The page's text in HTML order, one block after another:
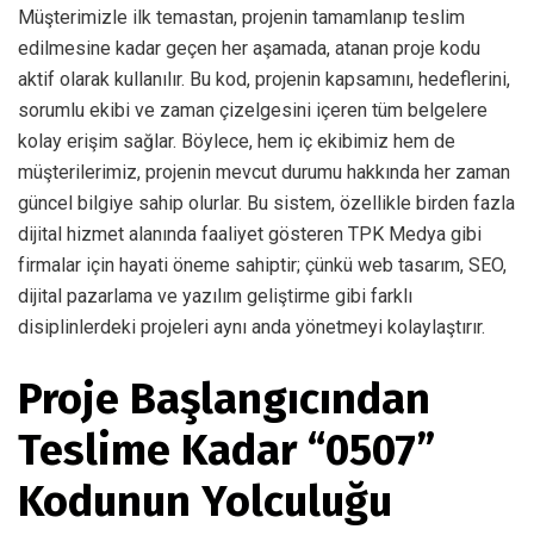
Müşterimizle ilk temastan, projenin tamamlanıp teslim
edilmesine kadar geçen her aşamada, atanan proje kodu
aktif olarak kullanılır. Bu kod, projenin kapsamını, hedeflerini,
sorumlu ekibi ve zaman çizelgesini içeren tüm belgelere
kolay erişim sağlar. Böylece, hem iç ekibimiz hem de
müşterilerimiz, projenin mevcut durumu hakkında her zaman
güncel bilgiye sahip olurlar. Bu sistem, özellikle birden fazla
dijital hizmet alanında faaliyet gösteren TPK Medya gibi
firmalar için hayati öneme sahiptir; çünkü web tasarım, SEO,
dijital pazarlama ve yazılım geliştirme gibi farklı
disiplinlerdeki projeleri aynı anda yönetmeyi kolaylaştırır.
Proje Başlangıcından
Teslime Kadar “0507”
Kodunun Yolculuğu